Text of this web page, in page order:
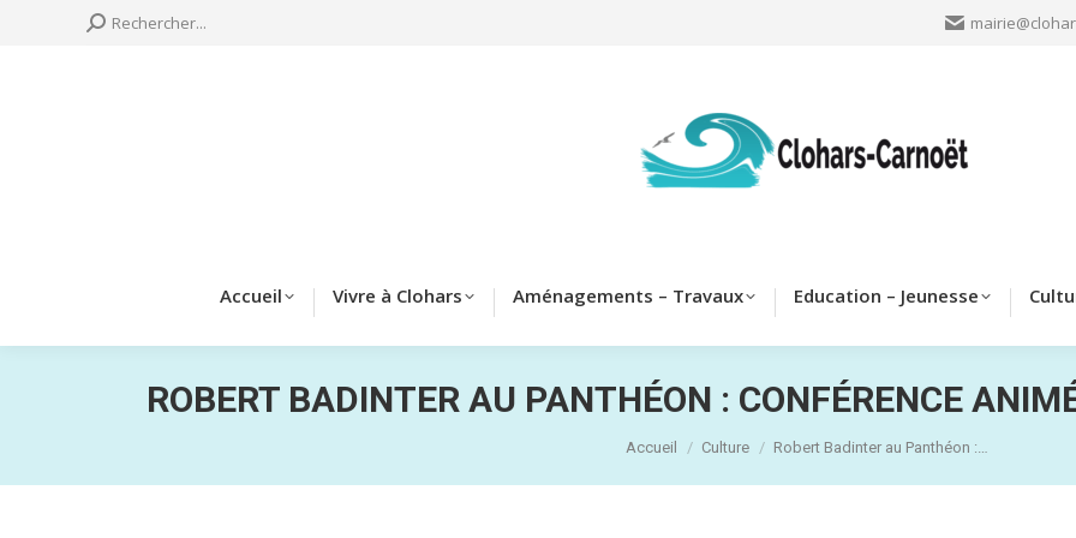
Search:
Rechercher...
Accueil Vivre à Clohars Aménagements – Travaux Education – Jeunesse
ROBERT BADINTER AU PANTHÉON : CONFÉRENCE
Vous êtes ici :
Accueil Culture Robert Badinter au Panthéon :…
Education –